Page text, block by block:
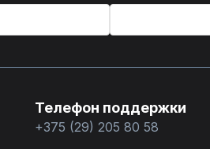
Телефон поддержки
+375 (29) 205 80 58